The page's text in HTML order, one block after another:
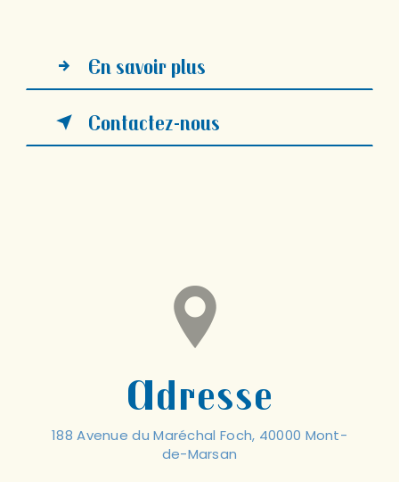
En savoir plus
Contactez-nous
Adresse
188 Avenue du Maréchal Foch, 40000 Mont-
de-Marsan